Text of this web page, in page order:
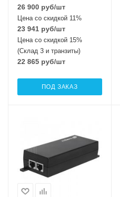
26 900 руб/шт
Цена со скидкой 11%
23 941 руб/шт
Цена со скидкой 15%
(Склад 3 и транзиты)
22 865 руб/шт
ПОД ЗАКАЗ